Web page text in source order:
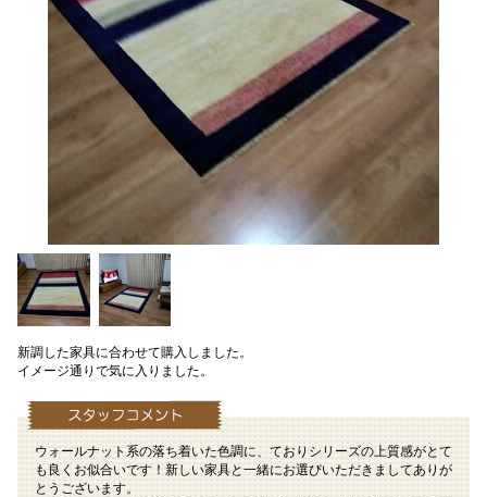
新調した家具に合わせて購入しました。
イメージ通りで気に入りました。
ウォールナット系の落ち着いた色調に、ておりシリーズの上質感がとて
も良くお似合いです！新しい家具と一緒にお選びいただきましてありが
とうございます。